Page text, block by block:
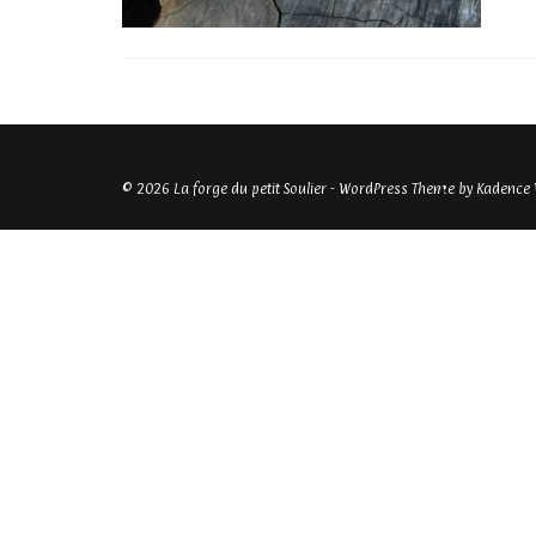
© 2026 La forge du petit Soulier - WordPress Theme by Kadence